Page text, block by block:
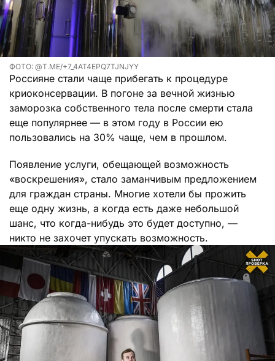
ФОТО: @T.ME/+7_4AT4EPQ7TJNJYY
Россияне стали чаще прибегать к процедуре
криоконсервации. В погоне за вечной жизнью
заморозка собственного тела после смерти стала
еще популярнее — в этом году в России ею
пользовались на 30% чаще, чем в прошлом.
Появление услуги, обещающей возможность
«воскрешения», стало заманчивым предложением
для граждан страны. Многие хотели бы прожить
еще одну жизнь, а когда есть даже небольшой
шанс, что когда-нибудь это будет доступно, —
никто не захочет упускать возможность.